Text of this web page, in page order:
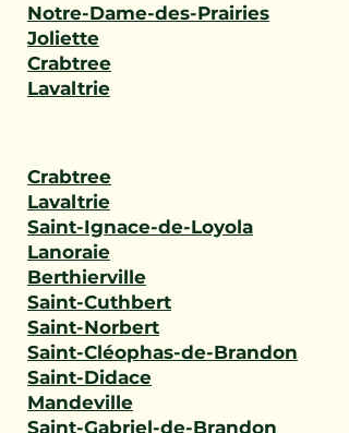
Notre-Dame-des-Prairies
Joliette
Crabtree
Lavaltrie
Crabtree
Lavaltrie
Saint-Ignace-de-Loyola
Lanoraie
Berthierville
Saint-Cuthbert
Saint-Norbert
Saint-Cléophas-de-Brandon
Saint-Didace
Mandeville
Saint-Gabriel-de-Brandon